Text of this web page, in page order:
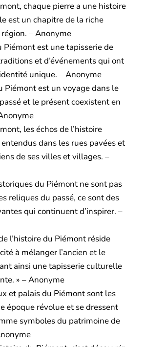
chaque pierre a une histoire
est un chapitre de la riche
– Anonyme
Piémont est une tapisserie de
et d’événements qui ont
unique. – Anonyme
Piémont est un voyage dans le
et le présent coexistent en
les échos de l’histoire
dans les rues pavées et
de ses villes et villages. –
du Piémont ne sont pas
reliques du passé, ce sont des
qui continuent d’inspirer. –
l’histoire du Piémont réside
à mélanger l’ancien et le
ainsi une tapisserie culturelle
» – Anonyme
et palais du Piémont sont les
époque révolue et se dressent
symboles du patrimoine de